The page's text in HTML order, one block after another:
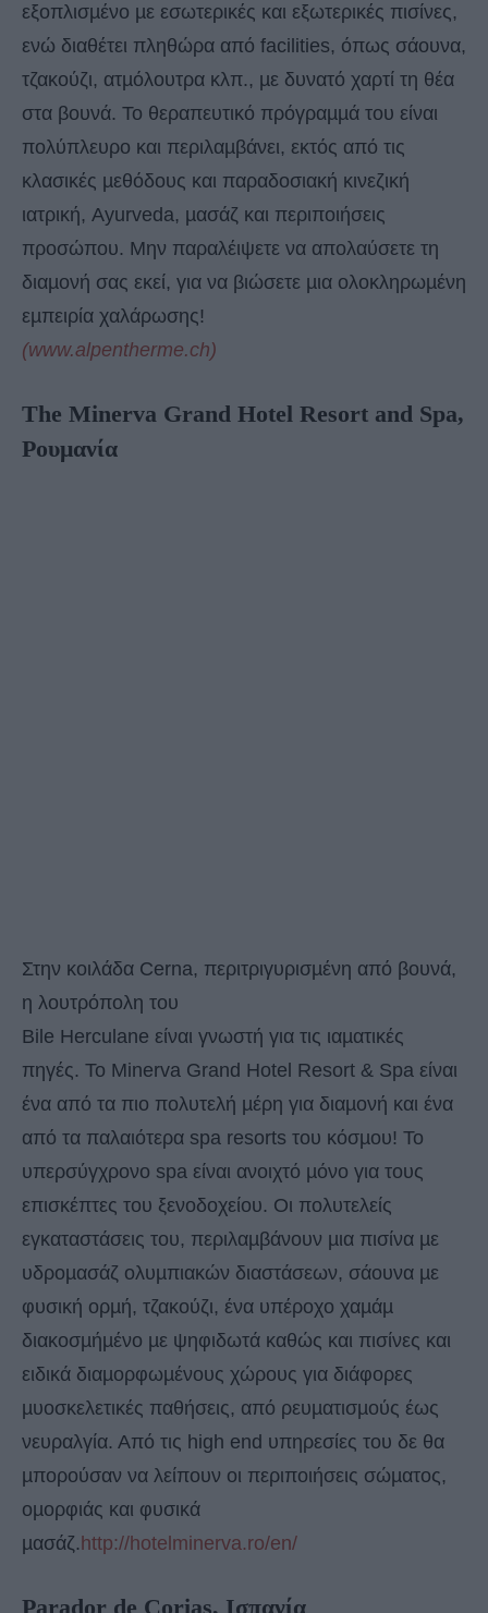
εξοπλισµένο µε εσωτερικές και εξωτερικές πισίνες,
ενώ διαθέτει πληθώρα από facilities, όπως σάουνα,
τζακούζι, ατµόλουτρα κλπ., µε δυνατό χαρτί τη θέα
στα βουνά. Το θεραπευτικό πρόγραµµά του είναι
πολύπλευρο και περιλαµβάνει, εκτός από τις
κλασικές µεθόδους και παραδοσιακή κινεζική
ιατρική, Ayurveda, µασάζ και περιποιήσεις
προσώπου. Μην παραλέιψετε να απολαύσετε τη
διαµονή σας εκεί, για να βιώσετε µια ολοκληρωµένη
εµπειρία χαλάρωσης!
(www.alpentherme.ch)
The Minerva Grand Hotel Resort and Spa,
Ρουμανία
Στην κοιλάδα Cerna, περιτριγυρισµένη από βουνά,
η λουτρόπολη του
Bile Herculane είναι γνωστή για τις ιαµατικές
πηγές. Το Minerva Grand Hotel Resort & Spa είναι
ένα από τα πιο πολυτελή µέρη για διαµονή και ένα
από τα παλαιότερα spa resorts του κόσµου! Το
υπερσύγχρονο spa είναι ανοιχτό µόνο για τους
επισκέπτες του ξενοδοχείου. Οι πολυτελείς
εγκαταστάσεις του, περιλαµβάνουν µια πισίνα µε
υδροµασάζ ολυµπιακών διαστάσεων, σάουνα µε
φυσική ορµή, τζακούζι, ένα υπέροχο χαµάµ
διακοσµήµένο µε ψηφιδωτά καθώς και πισίνες και
ειδικά διαµορφωµένους χώρους για διάφορες
µυοσκελετικές παθήσεις, από ρευµατισµούς έως
νευραλγία. Από τις high end υπηρεσίες του δε θα
µπορούσαν να λείπουν οι περιποιήσεις σώµατος,
οµορφιάς και φυσικά
µασάζ. http://hotelminerva.ro/en/
Parador de Corias, Ισπανία